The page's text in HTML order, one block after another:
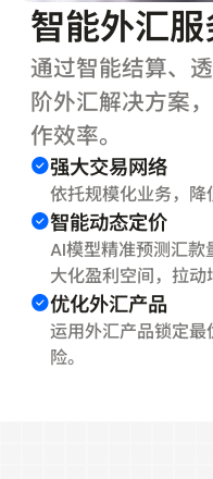
智能外汇
通过智能结算、
阶外汇解决方案
作效率。
强大交易网络
依托规模化业务，降
智能动态定价
AI模型精准预测汇
大化盈利空间，拉动
优化外汇产品
运用外汇产品锁定
险。